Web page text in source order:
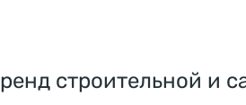
строительной и